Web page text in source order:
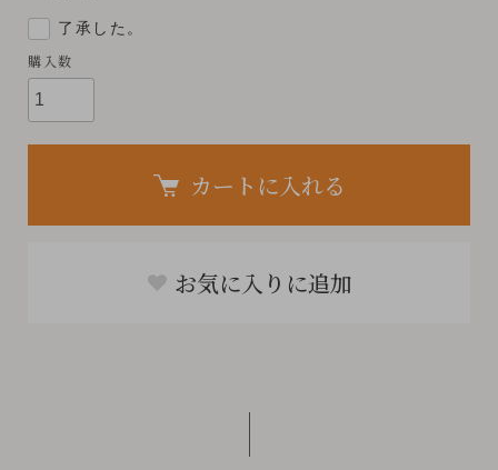
了承した。
購入数
カートに入れる
お気に入りに追加